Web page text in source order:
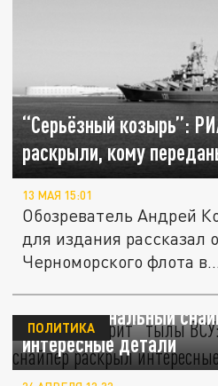
“Серьёзный козырь”:
раскрыли, кому
13 МАЯ 15:01
Обозреватель Андрей
для издания рассказал
Черноморского флота в...
Кто “кошмарит” тылы
Профессиональный
интересные детали
ПОЛИТИКА